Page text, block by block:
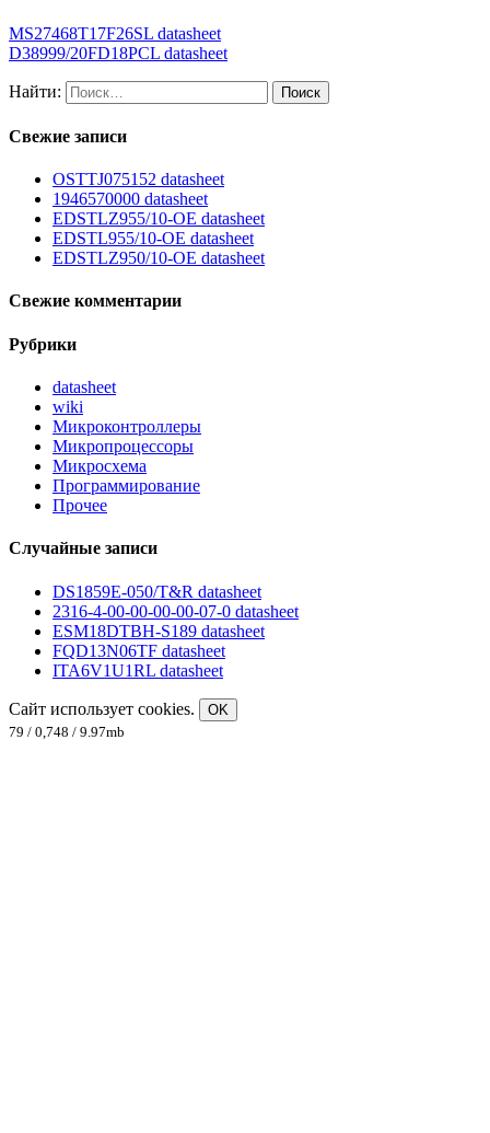
MS27468T17F26SL datasheet
D38999/20FD18PCL datasheet
Найти:
Свежие записи
OSTTJ075152 datasheet
1946570000 datasheet
EDSTLZ955/10-OE datasheet
EDSTL955/10-OE datasheet
EDSTLZ950/10-OE datasheet
Свежие комментарии
Рубрики
datasheet
wiki
Микроконтроллеры
Микропроцессоры
Микросхема
Программирование
Прочее
Случайные записи
DS1859E-050/T&R datasheet
2316-4-00-00-00-00-07-0 datasheet
ESM18DTBH-S189 datasheet
FQD13N06TF datasheet
ITA6V1U1RL datasheet
Сайт использует cookies.
OK
79 / 0,748 / 9.97mb